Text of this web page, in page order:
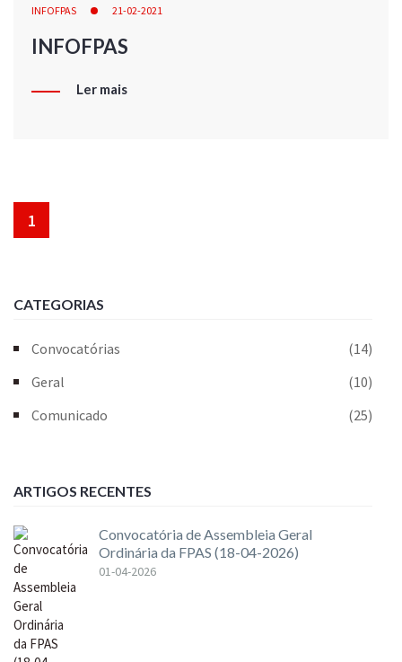
INFOFPAS 21-02-2021
INFOFPAS
Ler mais
1
CATEGORIAS
Convocatórias
(14)
Geral
(10)
Comunicado
(25)
ARTIGOS RECENTES
Convocatória de Assembleia Geral
Ordinária da FPAS (18-04-2026)
01-04-2026